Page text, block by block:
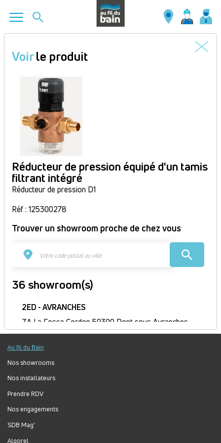
contenu
Voirle produit
Réducteur de pression équipé d'un tamis
filtrant intégré
Réducteur de pression D1
Réf : 125300278
Trouver un showroom proche de chez vous
36 showroom(s)
2ED - AVRANCHES
ZA La Fosse Cordon 50300 Pont sous Avranches
France
Itinéraire
Fermé
Jour
Plage
Lundi :
Mercredi :
Jeudi :
8h30-12h, 14h-18h
Vendredi :
Au fil du Bain
Nos showrooms
Nos installateurs
Prendre RDV
Nos engagements
SDB Mag'
Algorel